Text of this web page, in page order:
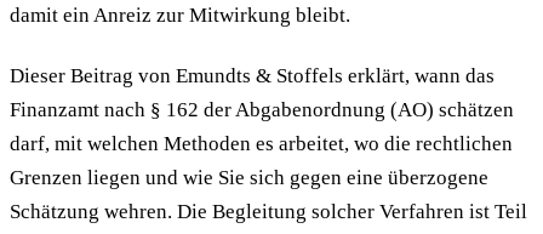
damit ein Anreiz zur Mitwirkung bleibt.
Dieser Beitrag von Emundts & Stoffels erklärt, wann das
Finanzamt nach § 162 der Abgabenordnung (AO) schätzen
darf, mit welchen Methoden es arbeitet, wo die rechtlichen
Grenzen liegen und wie Sie sich gegen eine überzogene
Schätzung wehren. Die Begleitung solcher Verfahren ist Teil